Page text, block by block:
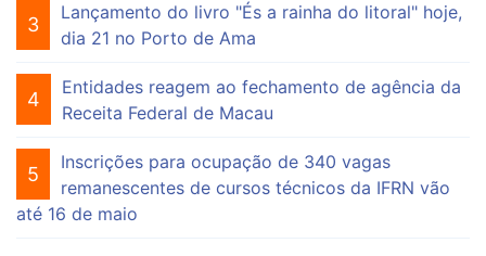
3
Lançamento do livro "És a rainha do litoral" hoje,
dia 21 no Porto de Ama
4
Entidades reagem ao fechamento de agência da
Receita Federal de Macau
5
Inscrições para ocupação de 340 vagas
remanescentes de cursos técnicos da IFRN vão
até 16 de maio